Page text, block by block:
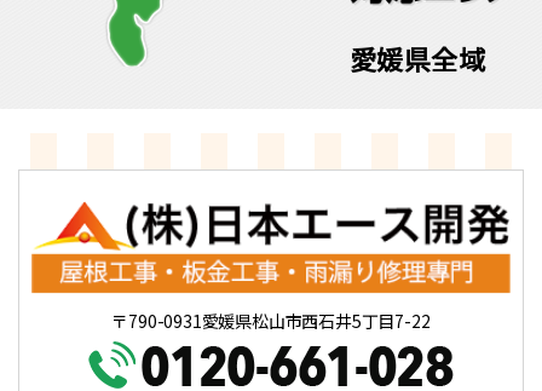
愛媛県全域
〒790-0931愛媛県松山市西石井5丁目7-22